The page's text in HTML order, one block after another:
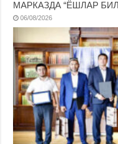
МАРКАЗДА “ЁШЛАР
06/08/2026